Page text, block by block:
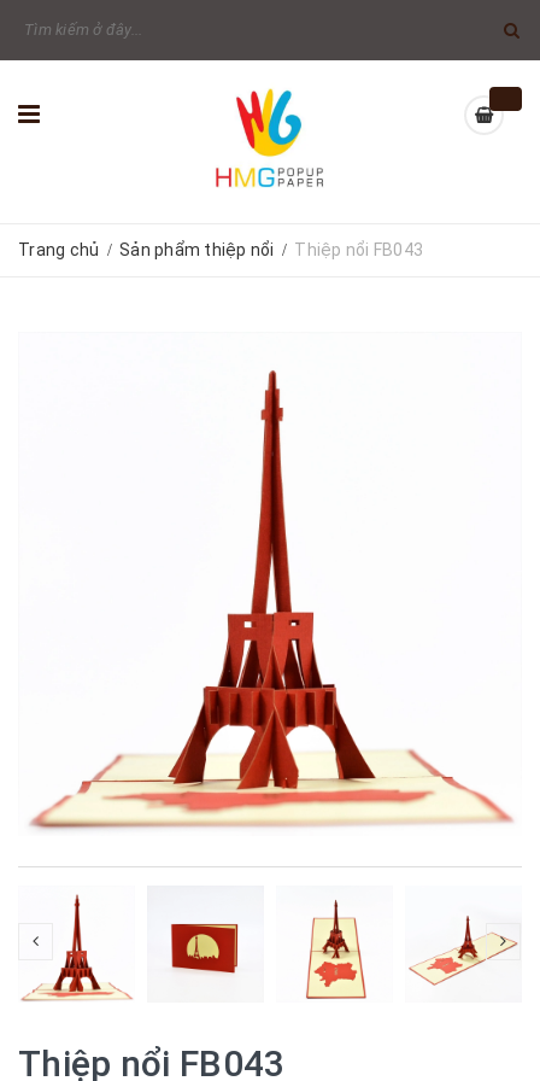
Trang chủ / Sản phẩm thiệp nổi / Thiệp nổi FB043
Thiệp nổi FB043